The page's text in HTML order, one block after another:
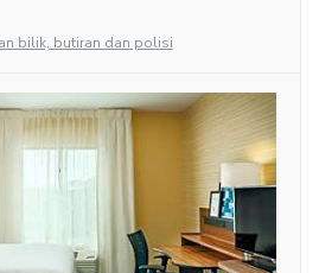
bilik, butiran dan polisi